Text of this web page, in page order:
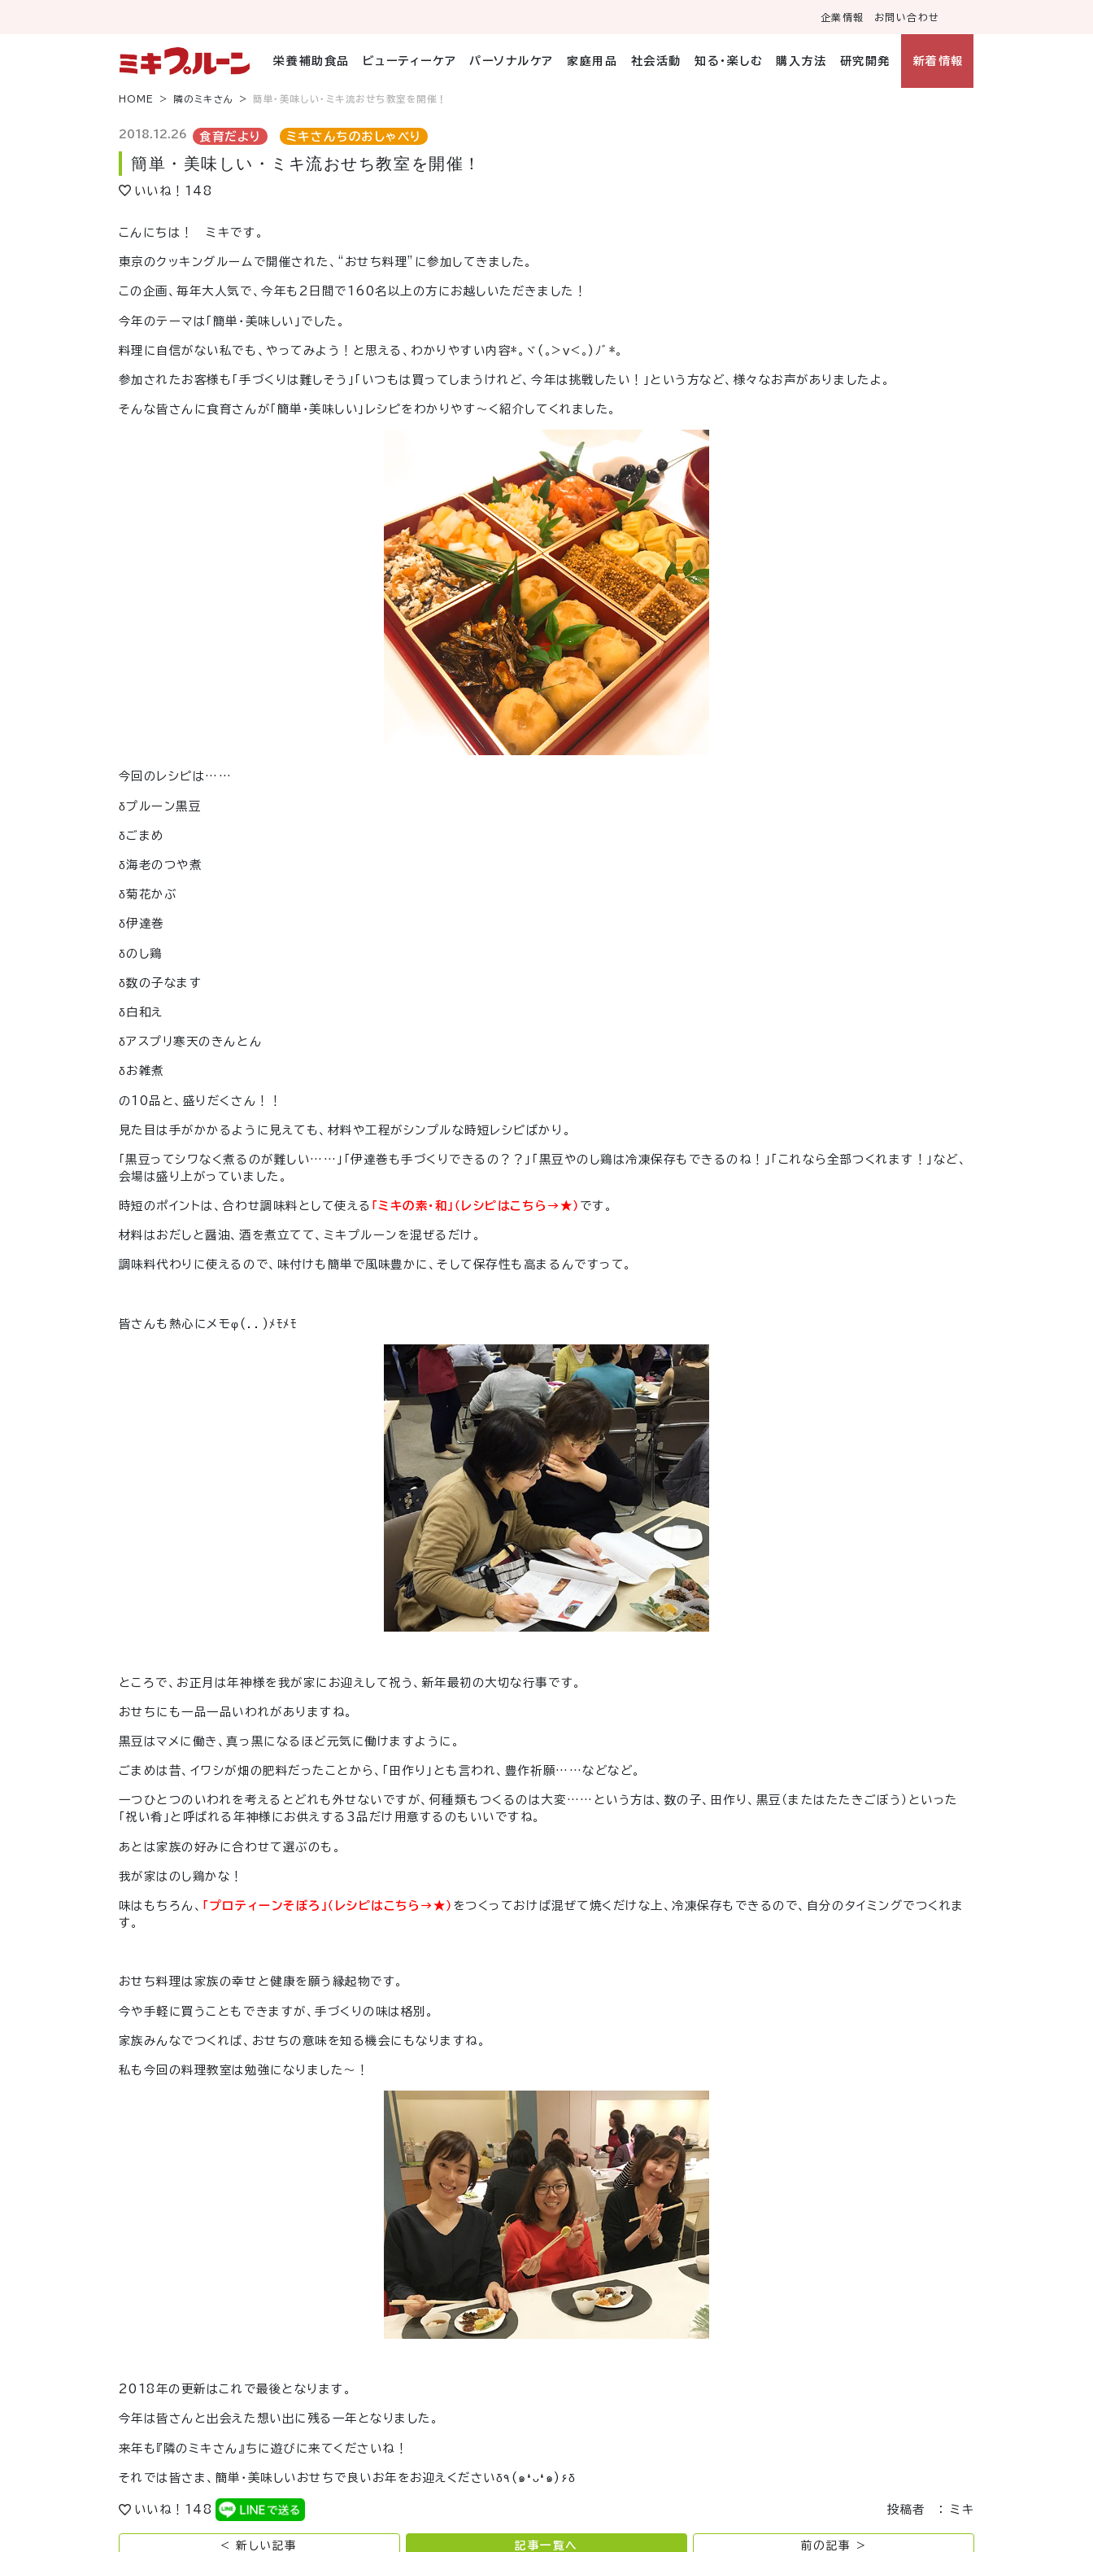
企業情報 お問い合わせ
栄養補助食品 ビューティーケア パーソナルケア 家庭用品 社会活動 知る・楽しむ 購入方法 研究開発 新着情報
HOME 隣のミキさん 簡単・美味しい・ミキ流おせち教室を開催！
2018.12.26 食育だより ミキさんちのおしゃべり
簡単・美味しい・ミキ流おせち教室を開催！
いいね！ 148
こんにちは！ ミキです。
東京のクッキングルームで開催された、“おせち料理”に参加してきました。
この企画、毎年大人気で、今年も2日間で160名以上の方にお越しいただきました！
今年のテーマは「簡単・美味しい」でした。
料理に自信がない私でも、やってみよう！と思える、わかりやすい内容*。ヾ(｡>ｖ<｡)ﾉﾞ*。
参加されたお客様も「手づくりは難しそう」「いつもは買ってしまうけれど、今年は挑戦したい！」という方など、様々なお声がありましたよ。
そんな皆さんに食育さんが「簡単・美味しい」レシピをわかりやす〜く紹介してくれました。
今回のレシピは……
δプルーン黒豆
δごまめ
δ海老のつや煮
δ菊花かぶ
δ伊達巻
δのし鶏
δ数の子なます
δ白和え
δアスプリ寒天のきんとん
δお雑煮
の10品と、盛りだくさん！！
見た目は手がかかるように見えても、材料や工程がシンプルな時短レシピばかり。
「黒豆ってシワなく煮るのが難しい……」「伊達巻も手づくりできるの？？」「黒豆やのし鶏は冷凍保存もできるのね！」「これなら全部つくれます！」など、
会場は盛り上がっていました。
時短のポイントは、合わせ調味料として使える 「ミキの素・和」（レシピはこちら→★） です。
材料はおだしと醤油、酒を煮立てて、ミキプルーンを混ぜるだけ。
調味料代わりに使えるので、味付けも簡単で風味豊かに、そして保存性も高まるんですって。
皆さんも熱心にメモφ(．．)ﾒﾓﾒﾓ
ところで、お正月は年神様を我が家にお迎えして祝う、新年最初の大切な行事です。
おせちにも一品一品いわれがありますね。
黒豆はマメに働き、真っ黒になるほど元気に働けますように。
ごまめは昔、イワシが畑の肥料だったことから、「田作り」とも言われ、豊作祈願……などなど。
一つひとつのいわれを考えるとどれも外せないですが、何種類もつくるのは大変……という方は、 数の子、田作り、黒豆（またはたたきごぼう）といった
「 祝い肴」と呼ばれる年神様にお供えする3品だけ用意するのもいいですね。
あとは家族の好みに合わせて選ぶのも。
我が家はのし鶏かな！
味はもちろん、 「プロティーンそぼろ」（レシピはこちら→★） をつくっておけば混ぜて焼くだけな上、冷凍保存もできるので、自分のタイミングでつくれま
す。
おせち料理は家族の幸せと健康を願う縁起物です。
今や手軽に買うこともできますが、手づくりの味は格別。
家族みんなでつくれば、おせちの意味を知る機会にもなりますね。
私も今回の料理教室は勉強になりました〜！
2018年の更新はこれで最後となります。
今年は皆さんと出会えた想い出に残る一年となりました。
来年も『隣のミキさん』ちに遊びに来てくださいね！
それでは皆さま、簡単・美味しいおせちで良いお年をお迎えくださいδ٩(๑❛ᴗ❛๑)۶δ
投稿者 ： ミキ
いいね！ 148
< 新しい記事 記事一覧へ 前の記事 >